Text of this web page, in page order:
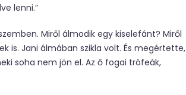
lenni.”
Miről álmodik egy kiselefánt? Miről
is. Jani álmában szikla volt. És megértette,
soha nem jön el. Az ő fogai trófeák,